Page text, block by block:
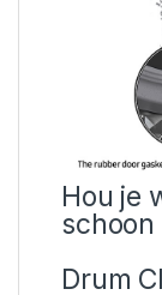
Hou je
schoon
Drum